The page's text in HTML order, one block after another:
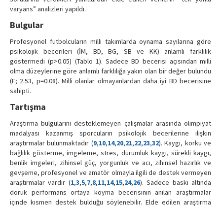
varyans” analizleri yapıldı.
Bulgular
Profesyonel futbolcuların milli takımlarda oynama sayılarına göre
psikolojik becerileri (İM, BD, BG, SB ve KK) anlamlı farklılık
göstermedi (p>0.05) (Tablo 1). Sadece BD becerisi açısından milli
olma düzeylerine göre anlamlı farklılığa yakın olan bir değer bulundu
(F; 2.53, p=0.08). Milli olanlar olmayanlardan daha iyi BD becerisine
sahipti.
Tartışma
Araştırma bulgularını desteklemeyen çalışmalar arasında olimpiyat
madalyası kazanmış sporcuların psikolojik becerilerine ilişkin
araştırmalar bulunmaktadır (9,10,14,20,21,22,23,32). Kaygı, korku ve
bağlılık gösterme, imgeleme, stres, durumluk kaygı, sürekli kaygı,
benlik imgeleri, zihinsel güç, yorgunluk ve acı, zihinsel hazırlık ve
gevşeme, profesyonel ve amatör olmayla ilgili de destek vermeyen
araştırmalar vardır (1,3,5,7,8,11,14,15,24,26). Sadece baskı altında
doruk performans ortaya koyma becerisinin anılan araştırmalar
içinde kısmen destek bulduğu söylenebilir. Elde edilen araştırma